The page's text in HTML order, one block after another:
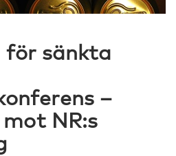
för sänkta
–
NR:s